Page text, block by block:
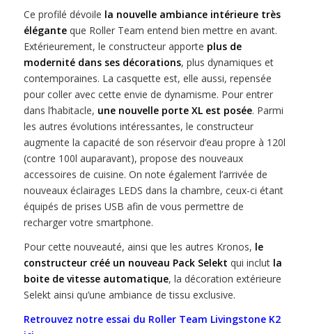
Ce profilé dévoile la nouvelle ambiance intérieure très
éléganteque Roller Team entend bien mettre en avant.
Extérieurement, le constructeur apporte plus de
modernité dans ses décorations, plus dynamiques et
contemporaines. La casquette est, elle aussi, repensée
pour coller avec cette envie de dynamisme. Pour entrer
dans l’habitacle, une nouvelle porte XL est posée. Parmi
les autres évolutions intéressantes, le constructeur
augmente la capacité de son réservoir d’eau propre à 120l
(contre 100l auparavant), propose des nouveaux
accessoires de cuisine. On note également l’arrivée de
nouveaux éclairages LEDS dans la chambre, ceux-ci étant
équipés de prises USB afin de vous permettre de
recharger votre smartphone.
Pour cette nouveauté, ainsi que les autres Kronos, le
constructeur créé un nouveau Pack Selekt qui inclut la
boite de vitesse automatique, la décoration extérieure
Selekt ainsi qu’une ambiance de tissu exclusive.
Retrouvez notre essai du Roller Team Livingstone K2